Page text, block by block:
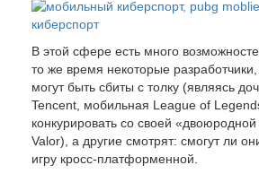
В этой сфере есть много
то же время некоторые разработчики,
могут быть сбиты с толку (являясь
Tencent, мобильная League of
конкурировать со своей
Valor), а другие смотрят: смогут ли
игру кросс-платформенной.